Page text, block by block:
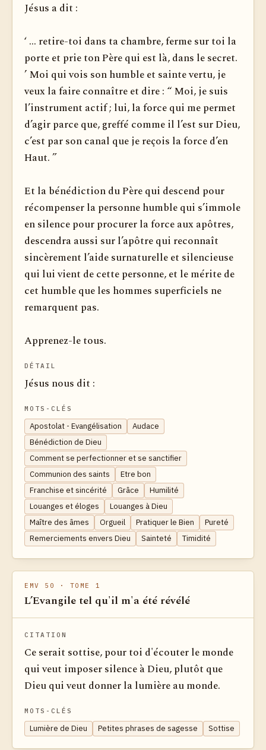
Jésus a dit :
‘ ... re­tire-toi dans ta chambre, ferme sur toi la
porte et prie ton Père qui est là, dans le secret.
’ Moi qui vois son humble et sainte vertu, je
veux la faire connaître et dire : “ Moi, je suis
l’instrument actif ; lui, la force qui me permet
d’agir parce que, greffé comme il l’est sur Dieu,
c’est par son canal que je reçois la force d’en
Haut. ”
Et la bénédiction du Père qui descend pour
récompenser la personne humble qui s’immole
en silence pour procurer la force aux apôtres,
descendra aussi sur l’apôtre qui reconnaît
sincèrement l’aide surnaturelle et silencieuse
qui lui vient de cette personne, et le mérite de
cet humble que les hommes superficiels ne
remarquent pas.
Apprenez-le tous.
DÉTAIL
Jésus nous dit :
MOTS-CLÉS
Apostolat - Evangélisation
Audace
Bénédiction de Dieu
Comment se perfectionner et se sanctifier
Communion des saints
Etre bon
Franchise et sincérité
Grâce
Humilité
Louanges et éloges
Louanges à Dieu
Maître des âmes
Orgueil Pratiquer le Bien
Pureté
Remerciements envers Dieu
Sainteté Timidité
EMV 50 · TOME 1
L’Evangile tel qu'il m'a été révélé
CITATION
Ce serait sottise, pour toi d'écouter le monde
qui veut imposer silence à Dieu, plutôt que
Dieu qui veut donner la lumière au monde.
MOTS-CLÉS
Lumière de Dieu Petites phrases de sagesse Sottise